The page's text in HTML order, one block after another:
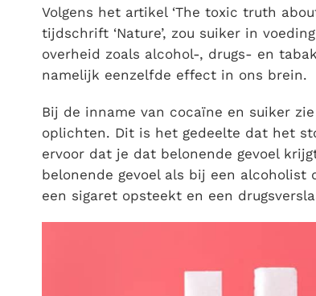
Volgens het artikel ‘The toxic truth
tijdschrift ‘Nature’, zou suiker in
overheid zoals alcohol-, drugs- en
namelijk eenzelfde effect in ons brein.
Bij de inname van cocaïne en suiker
oplichten. Dit is het gedeelte dat het
ervoor dat je dat belonende gevoel
belonende gevoel als bij een alcoholist
een sigaret opsteekt en een